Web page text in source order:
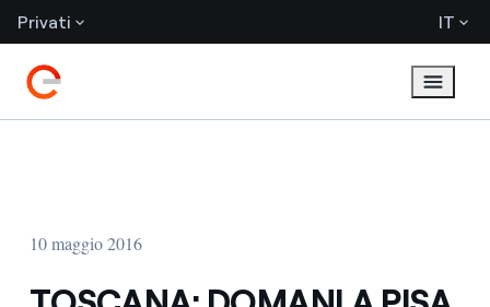
Privati IT
10 maggio 2016